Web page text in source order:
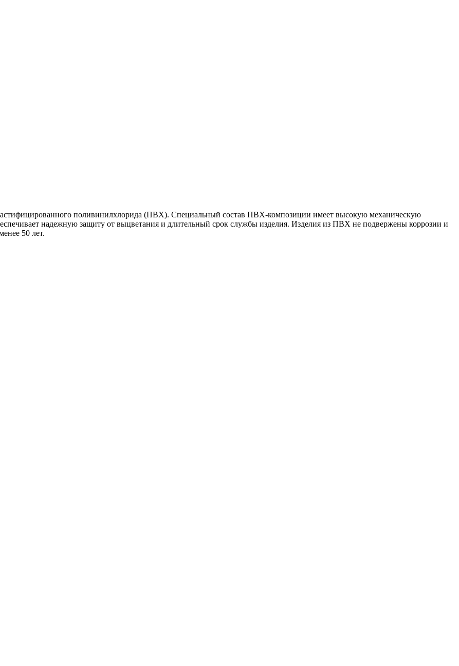
поливинилхлорида (ПВХ). Специальный состав ПВХ-композиции имеет высокую механическую
надежную защиту от выцветания и длительный срок службы изделия. Изделия из ПВХ не подвержены коррозии и
50 лет.